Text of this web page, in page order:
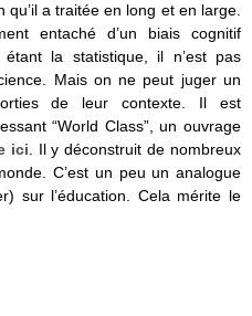
qu’il a traitée en long et en large.
entaché d’un biais cognitif
étant la statistique, il n’est pas
Mais on ne peut juger un
de leur contexte. Il est
“World Class”, un ouvrage
ici . Il y déconstruit de nombreux
C’est un peu un analogue
sur l’éducation. Cela mérite le